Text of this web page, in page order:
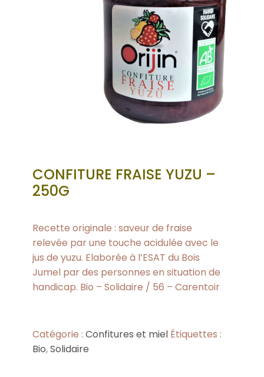
CONFITURE FRAISE YUZU –
250G
Recette originale : saveur de fraise
relevée par une touche acidulée avec le
jus de yuzu. Elaborée à l’ESAT du Bois
Jumel par des personnes en situation de
handicap. Bio – Solidaire / 56 – Carentoir
Catégorie : Confitures et miel Étiquettes :
Bio,Solidaire